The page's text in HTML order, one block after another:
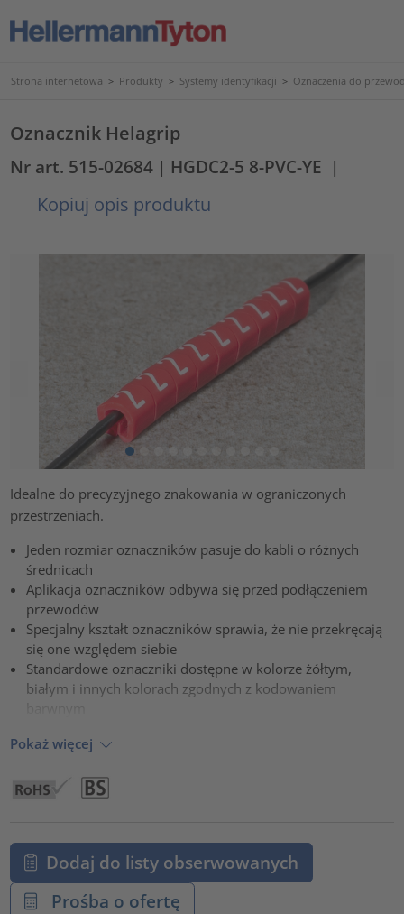
Strona internetowa > Produkty > Systemy identyfikacji > Oznaczenia do
Oznacznik Helagrip
Nr art. 515-02684 | HGDC2-5 8-PVC-YE |
Kopiuj opis produktu
Idealne do precyzyjnego znakowania w ograniczonych
przestrzeniach.
Jeden rozmiar oznaczników pasuje do kabli o różnych
średnicach
Aplikacja oznaczników odbywa się przed podłączeniem
przewodów
Specjalny kształt oznaczników sprawia, że nie przekręcają
się one względem siebie
Standardowe oznaczniki dostępne w kolorze żółtym,
białym i innych kolorach zgodnych z kodowaniem
Pokaż więcej
Dodaj do listy obserwowanych
Prośba o ofertę